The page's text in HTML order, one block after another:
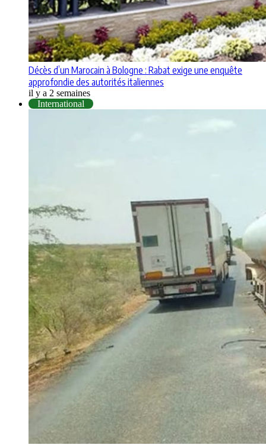
Décès d’un Marocain à Bologne : Rabat exige une enquête
approfondie des autorités italiennes
il y a 2 semaines
International